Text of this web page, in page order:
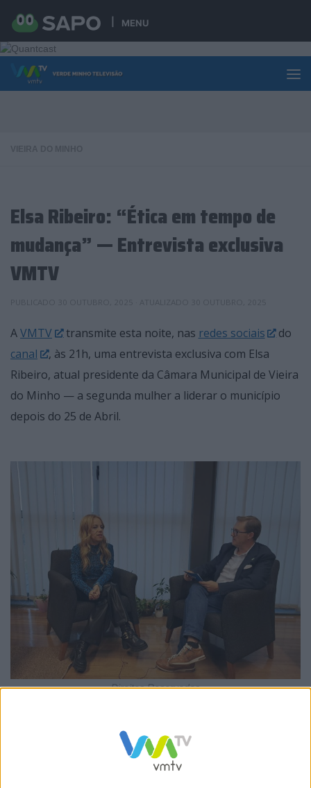
MENU
Skip to content
Elsa Ribeiro: “Ética em tempo de
mudança” — Entrevista exclusiva
VMTV
AVMTV transmite esta noite, nas redes sociais
do
canal
, às 21h, uma entrevista exclusiva com Elsa
Ribeiro, atual presidente da Câmara Municipal de Vieira
do Minho — a segunda mulher a liderar o município
depois do 25 de Abril.
Direitos Reservados
propõe uma conversa profunda e sem filtros sobre o
percurso de quase 12 anos de dedicação ao executivo
vieirense, dos quais 11 anos e 8 meses como vice-